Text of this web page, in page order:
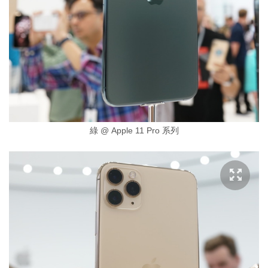
綠 @ Apple 11 Pro 系列